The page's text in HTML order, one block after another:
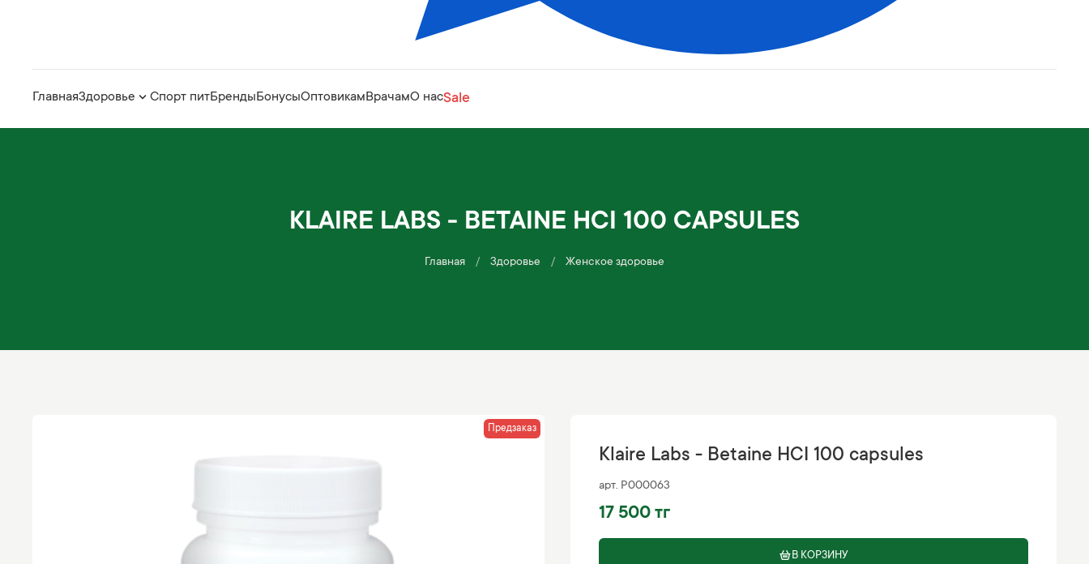
ГлавнаяЗдоровье Спорт питБрендыБонусыОптовикамВрачамО насSale
KLAIRE LABS - BETAINE HCI 100 CAPSULES
Главная Здоровье Женское здоровье
Предзаказ
арт. P000063
Klaire Labs - Betaine HCI 100 capsules
17 500 тг
В КОРЗИНУ